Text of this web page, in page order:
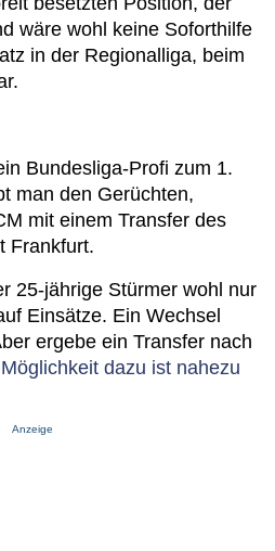
wäre wohl keine Soforthilfe
in der Regionalliga, beim
Bundesliga-Profi zum 1.
man den Gerüchten,
mit einem Transfer des
Frankfurt.
25-jährige Stürmer wohl nur
Einsätze. Ein Wechsel
ergebe ein Transfer nach
Möglichkeit dazu ist nahezu
Anzeige